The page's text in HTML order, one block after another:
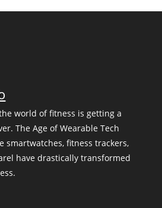
world of fitness is getting a
The Age of Wearable Tech
smartwatches, fitness trackers,
have drastically transformed